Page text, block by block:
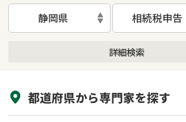
静岡県 相続税申告
詳細検索
初回相談無料
土日祝
都道府県から専門家を探す